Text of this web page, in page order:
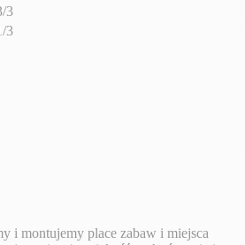
3
3
i montujemy place zabaw i miejsca